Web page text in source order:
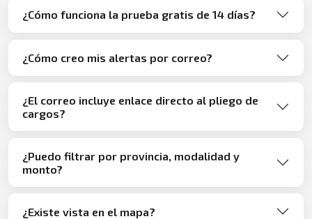
¿Cómo funciona la prueba gratis de 14 días?
¿Cómo creo mis alertas por correo?
¿El correo incluye enlace directo al pliego de
cargos?
¿Puedo filtrar por provincia, modalidad y
monto?
¿Existe vista en el mapa?